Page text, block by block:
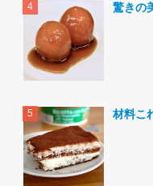
驚きの
材料こ